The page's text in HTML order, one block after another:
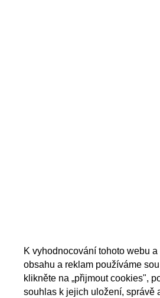
K vyhodnocování tohoto webu
obsahu a reklam používáme
klikněte na „přijmout cookies",
souhlas k jejich uložení, správě